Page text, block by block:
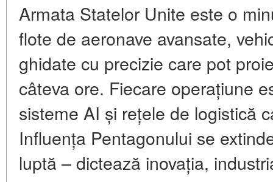
Armata Statelor Unite este o
flote de aeronave avansate,
ghidate cu precizie care pot
câteva ore. Fiecare operațiune
sisteme AI și rețele de logistică
Influența Pentagonului se
luptă – dictează inovația,